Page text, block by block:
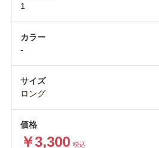
1
-
ロング
￥3,300 税込